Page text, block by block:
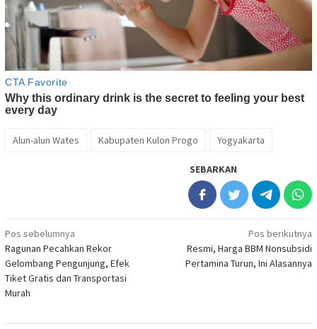
Alun-alun Wates Kabupaten Kulon Progo Yogyakarta
SEBARKAN
Navigasi
pos
Pos sebelumnya
Ragunan Pecahkan Rekor
Gelombang Pengunjung, Efek
Tiket Gratis dan Transportasi
Murah
Pos berikutnya
Resmi, Harga BBM Nonsubsidi
Pertamina Turun, Ini Alasannya